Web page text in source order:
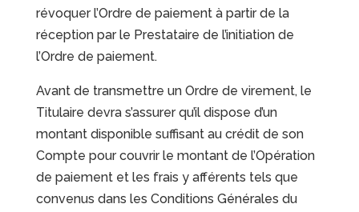
révoquer l’Ordre de paiement à partir de la
réception par le Prestataire de l’initiation de
l’Ordre de paiement.
Avant de transmettre un Ordre de virement, le
Titulaire devra s’assurer qu’il dispose d’un
montant disponible suffisant au crédit de son
Compte pour couvrir le montant de l’Opération
de paiement et les frais y afférents tels que
convenus dans les Conditions Générales du